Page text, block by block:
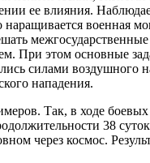
ее влияния.
военная
При этом основные
силами воздушного
нападения.
Так, в ходе
38
через космос.